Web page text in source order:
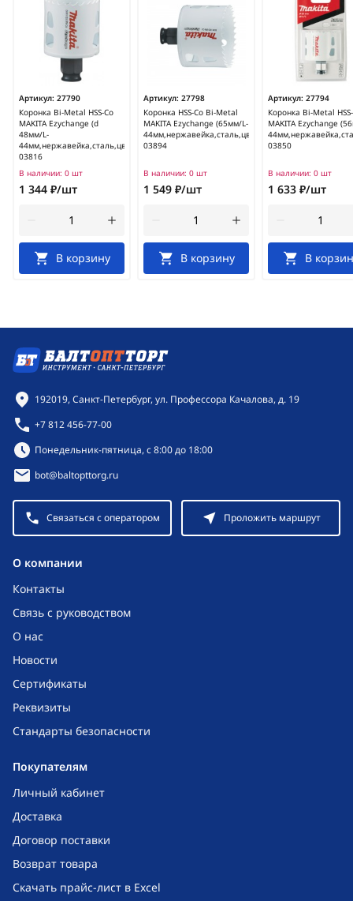
Артикул: 27790
Коронка Bi-Metal HSS-Co
MAKITA Ezychange (d
48мм/L-
44мм,нержавейка,сталь,цв.мет,ПВХ,дерево)/E-
03816
В наличии: 0 шт
1 344 ₽/шт
В корзину
Артикул: 27798
Коронка HSS-Co Bi-Metal
MAKITA Ezychange (65мм/L-
44мм,нержавейка,сталь,цв.мет,ПВХ,дерево)/E-
03894
В наличии: 0 шт
1 549 ₽/шт
В корзину
Артикул: 27794
Коронка Bi-Metal
MAKITA Ezychange
03850
В наличии: 0 шт
1 633 ₽/шт
В
O компании
Контакты
Связь с руководством
О нас
Новости
Сертификаты
Реквизиты
Стандарты безопасности
Покупателям
Личный кабинет
Доставка
Договор поставки
Возврат товара
Скачать прайс-лист в Excel
Контактная информация
192019, Санкт-Петербург, ул. Профессора Качалова, д. 19
+7 812 456-77-00
Режим работы:
Понедельник-пятница, с 8:00 до 18:00
bot@baltopttorg.ru
Связаться с оператором Проложить маршрут